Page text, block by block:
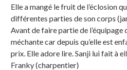
Elle a mangé le fruit de l’éclosion
différentes parties de son corps
Avant de faire partie de l’équipage
méchante car depuis qu’elle est
prix. Elle adore lire. Sanji lui fait à
Franky (charpentier)